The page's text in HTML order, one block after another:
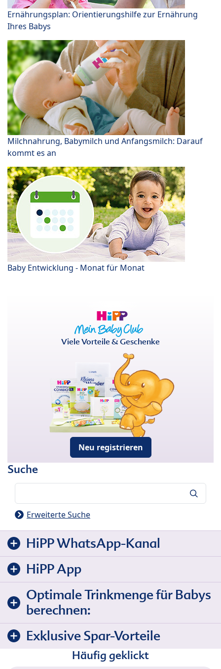
Ernährungsplan: Orientierungshilfe zur Ernährung
Ihres Babys
Milchnahrung, Babymilch und Anfangsmilch: Darauf
kommt es an
Baby Entwicklung - Monat für Monat
Viele Vorteile & Geschenke
Neu registrieren
Suche
Erweiterte Suche
HiPP WhatsApp-Kanal
HiPP App
Optimale Trinkmenge für Babys
berechnen:
Exklusive Spar-Vorteile
Häufig geklickt